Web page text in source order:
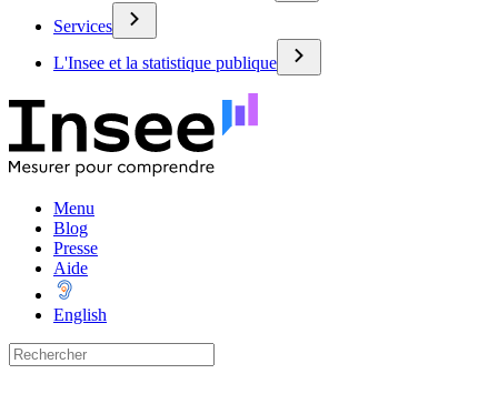
Services
L'Insee et la statistique publique
Menu
Blog
Presse
Aide
English